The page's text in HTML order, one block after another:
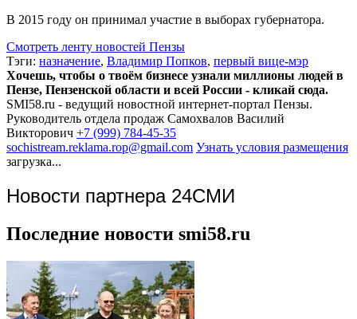
В 2015 году он принимал участие в выборах губернатора.
Смотреть ленту новостей Пензы
Тэги: назначение, Владимир Попков, первый вице-мэр
Хочешь, чтобы о твоём бизнесе узнали миллионы людей в
Пензе, Пензенской области и всей России - кликай сюда.
SMI58.ru - ведущий новостной интернет-портал Пензы.
Руководитель отдела продаж Самохвалов Василий
Викторович +7 (999) 784-45-35
sochistream.reklama.rop@gmail.com Узнать условия размещения
загрузка...
Новости партнера 24СМИ
Последние новости smi58.ru